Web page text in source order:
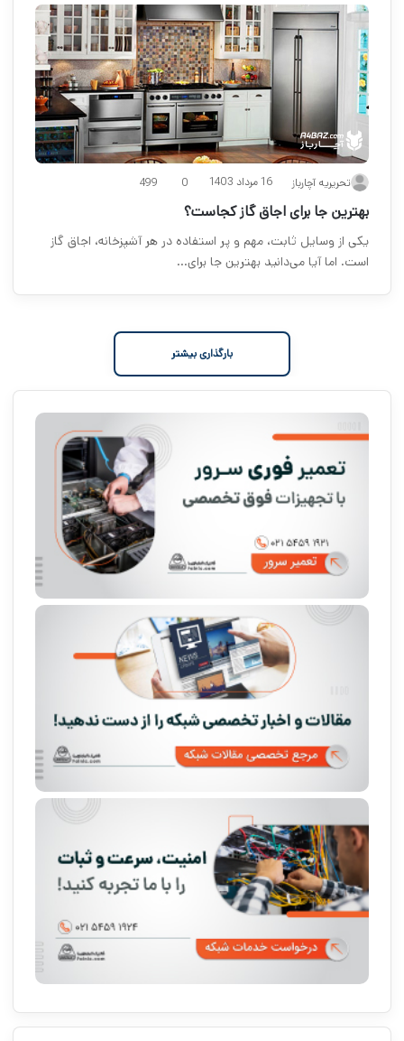
تحریریه آچارباز 16 مرداد 1403 0
بهترین جا برای اجاق گاز کجاست؟
یکی از وسایل ثابت، مهم و پر استفاده در هر آشپزخانه‌، اجاق گاز
است. اما آیا می‌دانید بهترین جا برای…
بارگذاری بیشتر